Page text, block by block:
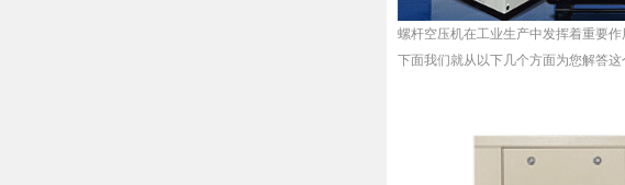
螺杆空压机在工业生产中发挥着重要
下面我们就从以下几个方面为您解答